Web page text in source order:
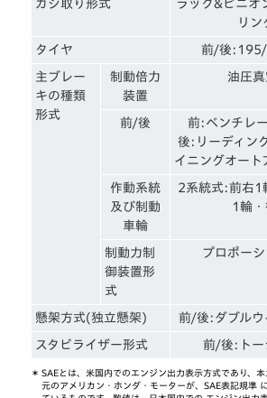
カジ取り形式
ラック&ピニオ
リン
タイヤ 前/後
主ブレー
キの種類
形式
制動倍力
装置
油圧
前/後
前:ベンチレ
後:リーディン
イニングオート
作動系統
及び制動
車輪
2系統式:前右1
1輪
制動力制
御装置形
式
プロポー
懸架方式(独立懸架) 前/後:ダブルウ
スタビライザー形式 前/後:トー
＊ SAEとは、米国内でのエンジン出力表示方式であり、
元のアメリカン・ホンダ・モーターが、SAE表記規準